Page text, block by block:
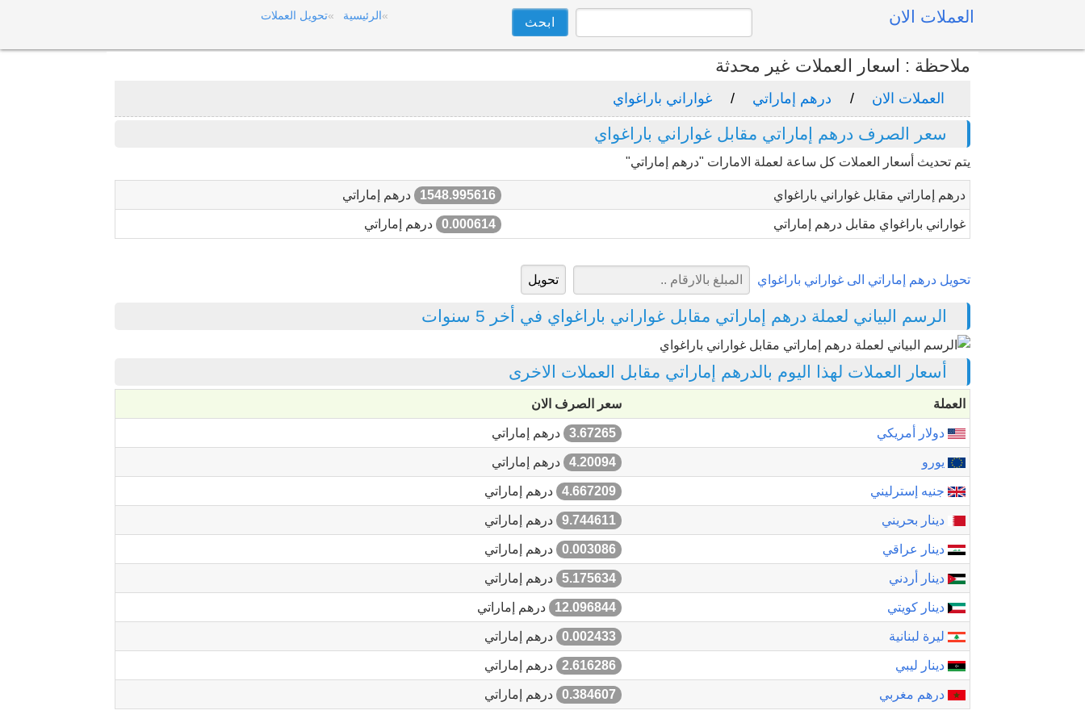
العملات الان الرئيسية تحويل العملات
ملاحظة : اسعار العملات غير محدثة
العملات الان درهم إماراتي غواراني باراغواي
سعر الصرف درهم إماراتي مقابل غواراني باراغواي
يتم تحديث أسعار العملات كل ساعة لعملة الامارات "درهم إماراتي"
درهم إماراتي مقابل غواراني باراغواي 1548.995616 درهم إماراتي
غواراني باراغواي مقابل درهم إماراتي 0.000614 درهم إماراتي
تحويل درهم إماراتي الى غواراني باراغواي
الرسم البياني لعملة درهم إماراتي مقابل غواراني باراغواي في أخر 5 سنوات
أسعار العملات لهذا اليوم بالدرهم إماراتي مقابل العملات الاخرى
العملة سعر الصرف الان
دولار أمريكي 3.67265 درهم إماراتي
يورو 4.20094 درهم إماراتي
جنيه إسترليني 4.667209 درهم إماراتي
دينار بحريني 9.744611 درهم إماراتي
دينار عراقي 0.003086 درهم إماراتي
دينار أردني 5.175634 درهم إماراتي
دينار كويتي 12.096844 درهم إماراتي
ليرة لبنانية 0.002433 درهم إماراتي
دينار ليبي 2.616286 درهم إماراتي
درهم مغربي 0.384607 درهم إماراتي